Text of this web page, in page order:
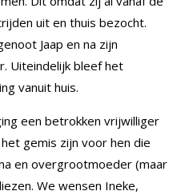
uit en thuis bezocht.
Jaap en na zijn
Uiteindelijk bleef het
vanuit huis.
een betrokken vrijwilliger
gemis zijn voor hen die
en overgrootmoeder (maar
We wensen Ineke,